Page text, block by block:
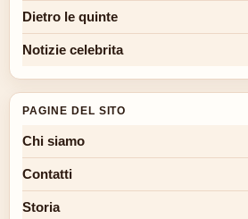
Dietro le quinte
Notizie celebrita
PAGINE DEL SITO
Chi siamo
Contatti
Storia